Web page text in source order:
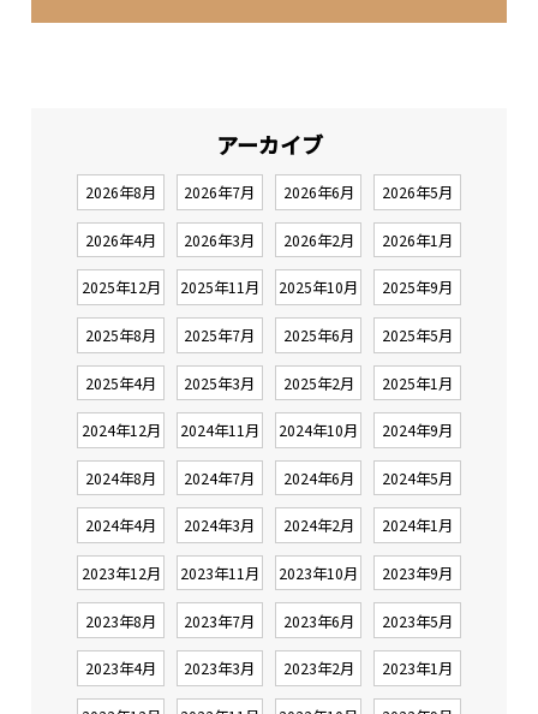
アーカイブ
2026年8月 2026年7月 2026年6月 2026年5月
2026年4月 2026年3月 2026年2月 2026年1月
2025年12月 2025年11月 2025年10月 2025年9月
2025年8月 2025年7月 2025年6月 2025年5月
2025年4月 2025年3月 2025年2月 2025年1月
2024年12月 2024年11月 2024年10月 2024年9月
2024年8月 2024年7月 2024年6月 2024年5月
2024年4月 2024年3月 2024年2月 2024年1月
2023年12月 2023年11月 2023年10月 2023年9月
2023年8月 2023年7月 2023年6月 2023年5月
2023年4月 2023年3月 2023年2月 2023年1月